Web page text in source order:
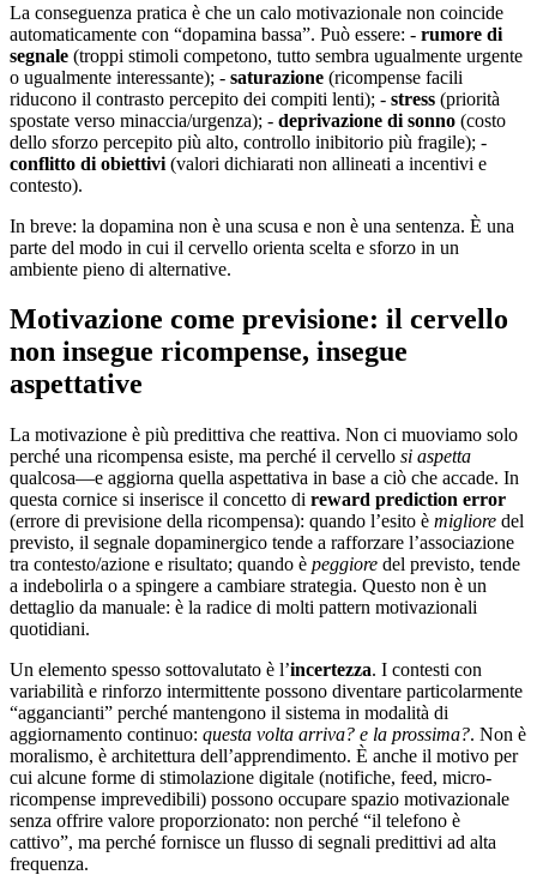
La conseguenza pratica è che un calo motivazionale non coincide
automaticamente con “dopamina bassa”. Può essere: - rumore di
segnale (troppi stimoli competono, tutto sembra ugualmente urgente
o ugualmente interessante); - saturazione (ricompense facili
riducono il contrasto percepito dei compiti lenti); - stress (priorità
spostate verso minaccia/urgenza); - deprivazione di sonno (costo
dello sforzo percepito più alto, controllo inibitorio più fragile); -
conflitto di obiettivi (valori dichiarati non allineati a incentivi e
contesto).
In breve: la dopamina non è una scusa e non è una sentenza. È una
parte del modo in cui il cervello orienta scelta e sforzo in un
ambiente pieno di alternative.
Motivazione come previsione: il cervello
non insegue ricompense, insegue
aspettative
La motivazione è più predittiva che reattiva. Non ci muoviamo solo
perché una ricompensa esiste, ma perché il cervello si aspetta
qualcosa—e aggiorna quella aspettativa in base a ciò che accade. In
questa cornice si inserisce il concetto di reward prediction error
(errore di previsione della ricompensa): quando l’esito è migliore del
previsto, il segnale dopaminergico tende a rafforzare l’associazione
tra contesto/azione e risultato; quando è peggiore del previsto, tende
a indebolirla o a spingere a cambiare strategia. Questo non è un
dettaglio da manuale: è la radice di molti pattern motivazionali
quotidiani.
Un elemento spesso sottovalutato è l’incertezza. I contesti con
variabilità e rinforzo intermittente possono diventare particolarmente
“aggancianti” perché mantengono il sistema in modalità di
aggiornamento continuo: questa volta arriva? e la prossima?. Non è
moralismo, è architettura dell’apprendimento. È anche il motivo per
cui alcune forme di stimolazione digitale (notifiche, feed, micro-
ricompense imprevedibili) possono occupare spazio motivazionale
senza offrire valore proporzionato: non perché “il telefono è
cattivo”, ma perché fornisce un flusso di segnali predittivi ad alta
frequenza.